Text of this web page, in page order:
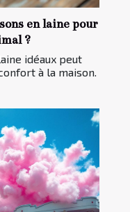
en laine pour
?
idéaux peut
à la maison.